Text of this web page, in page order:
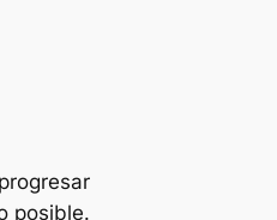
posible.